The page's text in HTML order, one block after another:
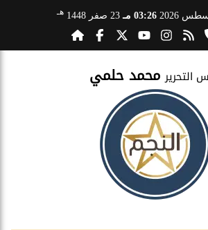
03:26 مـ 23 صفر 1448 هـ
التحرير محمد حلمي